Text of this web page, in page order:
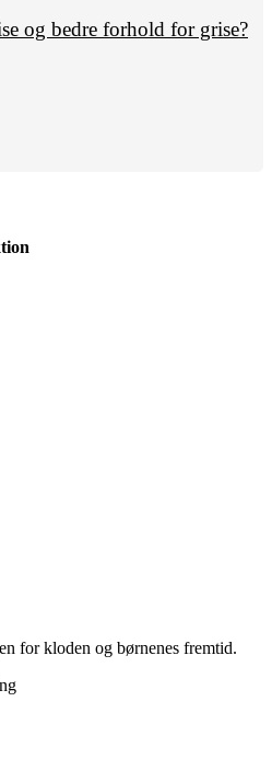
og bedre forhold for grise?
for kloden og børnenes fremtid.